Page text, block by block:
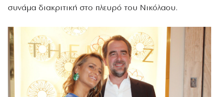
συνάμα διακριτική στο πλευρό του Νικόλαου.